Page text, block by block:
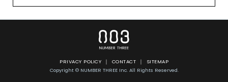
PRIVACY POLICY CONTACT
SITEMAP
Copyright © NUMBER THREE Inc. All Rights Reserved.